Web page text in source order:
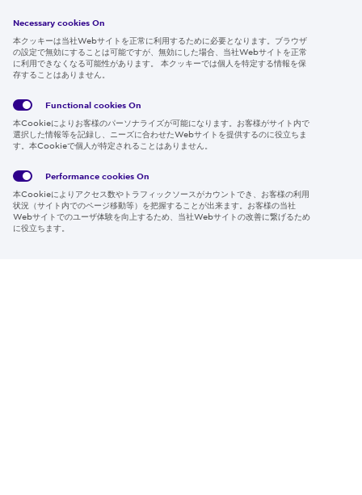
採用情報
Global
Policy
サイト
約
Region & Language:
Japan | JP
Necessary cookies On
本クッキーは当社Webサイトを正常に利用するために必要となります。ブラウザ
の設定で無効にすることは可能ですが、無効にした場合、当社Webサイトを正常
に利用できなくなる可能性があります。 本クッキーでは個人を特定する情報を保
存することはありません。
Functional cookies On
本Cookieによりお客様のパーソナライズが可能になります。お客様がサイト内で
選択した情報等を記録し、ニーズに合わせたWebサイトを提供するのに役立ちま
す。本Cookieで個人が特定されることはありません。
Performance cookies On
本Cookieによりアクセス数やトラフィックソースがカウントでき、お客様の利用
状況（サイト内でのページ移動等）を把握することが出来ます。お客様の当社
Webサイトでのユーザ体験を向上するため、当社Webサイトの改善に繋げるため
に役立ちます。